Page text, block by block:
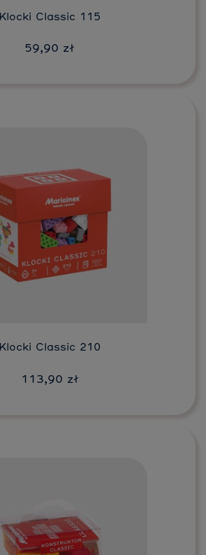
Klocki Classic 115
59,90 zł
Klocki Classic 210
113,90 zł
Do koszyka